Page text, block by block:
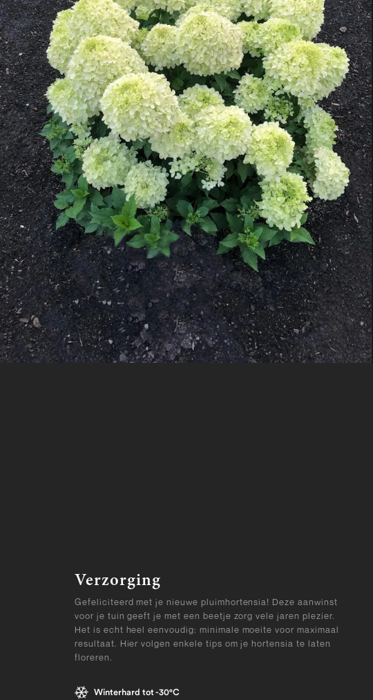
Verzorging
Gefeliciteerd met je nieuwe pluimhortensia! Deze aanwinst
voor je tuin geeft je met een beetje zorg vele jaren plezier.
Het is echt heel eenvoudig: minimale moeite voor maximaal
resultaat. Hier volgen enkele tips om je hortensia te laten
floreren.
Winterhard tot -30°C